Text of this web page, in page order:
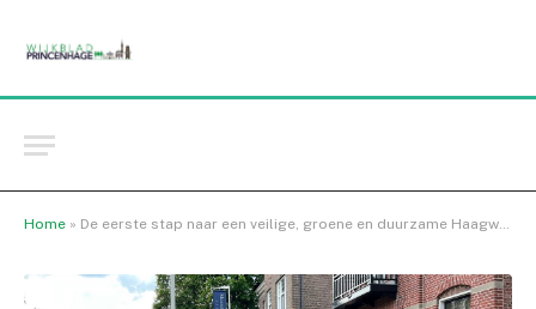
Home » De eerste stap naar een veilige, groene en duurzame Haagweg